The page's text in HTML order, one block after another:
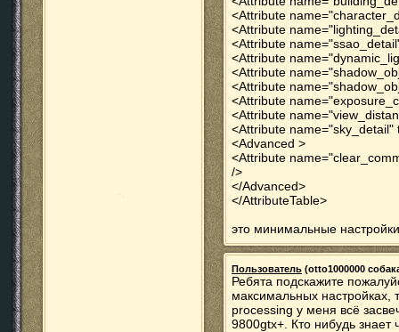
<Attribute
<Attribute
<Attribute
<Attribute
<Attribute
<Attribute
<Attribute
<Attribute
<Attribute
<Advanced >
<Attribute
/>
</Advanced>
</AttributeTable>
это минимальные
Пользователь (otto1000000
Ребята подскажите
максимальных настройках,
processing у меня всё
9800gtx+. Кто нибудь знает